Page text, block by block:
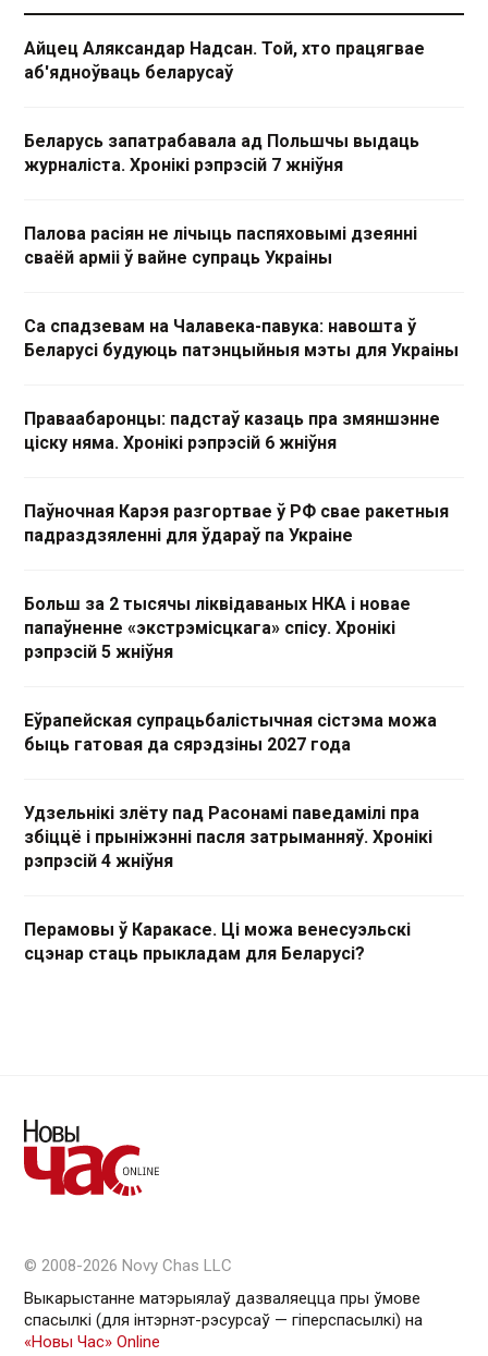
Айцец Аляксандар Надсан. Той, хто працягвае
аб'ядноўваць беларусаў
Беларусь запатрабавала ад Польшчы выдаць
журналіста. Хронікі рэпрэсій 7 жніўня
Палова расіян не лічыць паспяховымі дзеянні
сваёй арміі ў вайне супраць Украіны
Са спадзевам на Чалавека-павука: навошта ў
Беларусі будуюць патэнцыйныя мэты для Украіны
Праваабаронцы: падстаў казаць пра змяншэнне
ціску няма. Хронікі рэпрэсій 6 жніўня
Паўночная Карэя разгортвае ў РФ свае ракетныя
падраздзяленні для ўдараў па Украіне
Больш за 2 тысячы ліквідаваных НКА і новае
папаўненне «экстрэмісцкага» спісу. Хронікі
рэпрэсій 5 жніўня
Еўрапейская супрацьбалістычная сістэма можа
быць гатовая да сярэдзіны 2027 года
Удзельнікі злёту пад Расонамі паведамілі пра
збіццё і прыніжэнні пасля затрыманняў. Хронікі
рэпрэсій 4 жніўня
Перамовы ў Каракасе. Ці можа венесуэльскі
сцэнар стаць прыкладам для Беларусі?
© 2008-2026 Novy Chas LLC
Выкарыстанне матэрыялаў дазваляецца пры ўмове
спасылкі (для інтэрнэт-рэсурсаў — гiперспасылкi) на
«Новы Час» Online